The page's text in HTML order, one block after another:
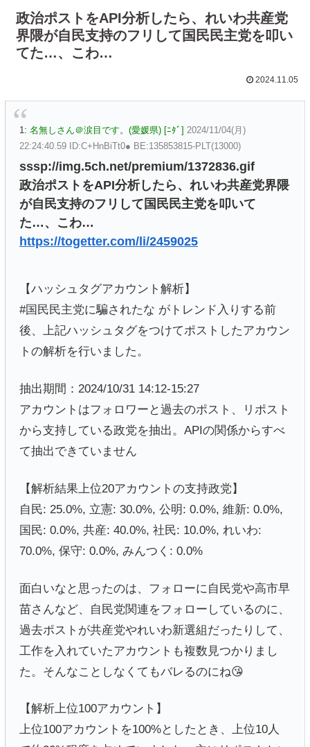
政治ポストをAPI分析したら、れいわ共産党
界隈が自民支持のフリして国民民主党を叩い
てた…、こわ…
2024.11.05
1: 名無しさん＠涙目です。(愛媛県) [ﾆﾀﾞ] 2024/11/04(月)
22:24:40.59 ID:C+HnBiTt0● BE:135853815-PLT(13000)
sssp://img.5ch.net/premium/1372836.gif
政治ポストをAPI分析したら、れいわ共産党界隈
が自民支持のフリして国民民主党を叩いて
た…、こわ…
https://togetter.com/li/2459025
【ハッシュタグアカウント解析】
#国民民主党に騙されたな がトレンド入りする前
後、上記ハッシュタグをつけてポストしたアカウン
トの解析を行いました。
抽出期間：2024/10/31 14:12-15:27
アカウントはフォロワーと過去のポスト、リポスト
から支持している政党を抽出。APIの関係からすべ
て抽出できていません
【解析結果上位20アカウントの支持政党】
自民: 25.0%, 立憲: 30.0%, 公明: 0.0%, 維新: 0.0%,
国民: 0.0%, 共産: 40.0%, 社民: 10.0%, れいわ:
70.0%, 保守: 0.0%, みんつく: 0.0%
面白いなと思ったのは、フォローに自民党や高市早
苗さんなど、自民党関連をフォローしているのに、
過去ポストが共産党やれいわ新選組だったりして、
工作を入れていたアカウントも複数見つかりまし
た。そんなことしなくてもバレるのにね😘
【解析上位100アカウント】
上位100アカウントを100%としたとき、上位10人